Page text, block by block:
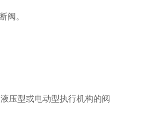
阀。
压型或电动型执行机构的阀